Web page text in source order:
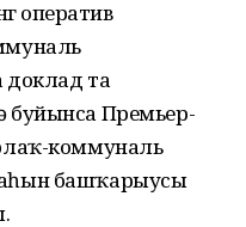
оператив
та
Премьер-
коммуналь
башҡарыусы